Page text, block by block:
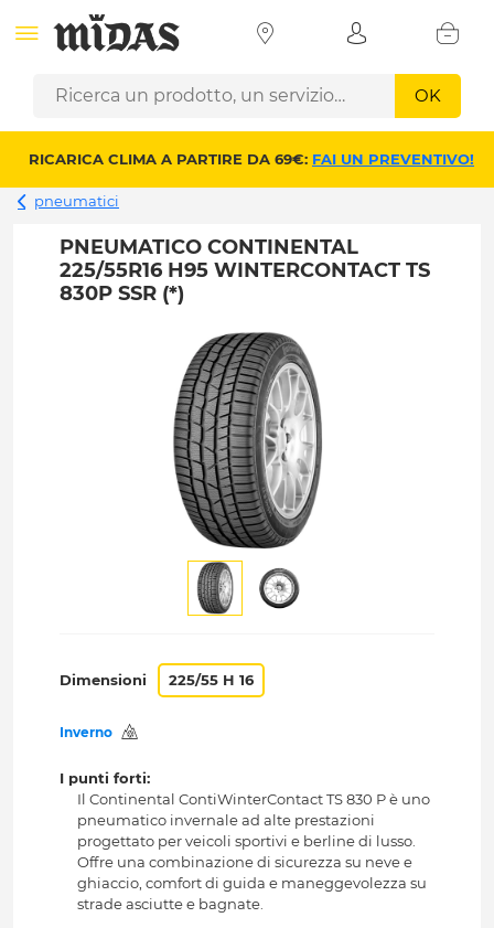
OK
RICARICA CLIMA A PARTIRE DA 69€: FAI UN PREVENTIVO!
pneumatici
PNEUMATICO CONTINENTAL
225/55R16 H95 WINTERCONTACT TS
830P SSR (*)
Dimensioni 225/55 H 16
Inverno
I punti forti:
Il Continental ContiWinterContact TS 830 P è uno
pneumatico invernale ad alte prestazioni
progettato per veicoli sportivi e berline di lusso.
Offre una combinazione di sicurezza su neve e
ghiaccio, comfort di guida e maneggevolezza su
strade asciutte e bagnate.